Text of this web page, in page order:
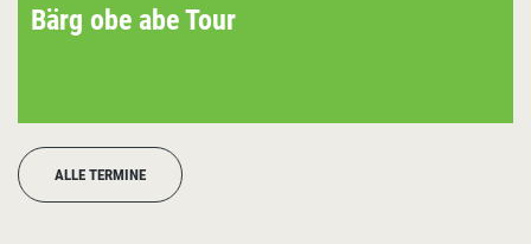
Bärg obe abe Tour
ALLE TERMINE